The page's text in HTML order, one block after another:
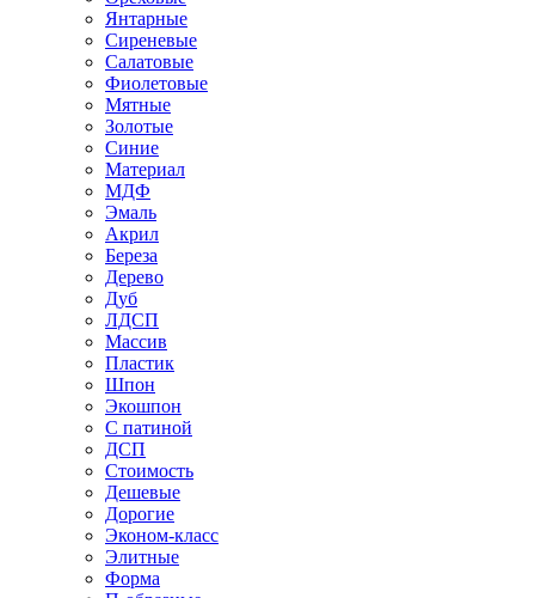
Янтарные
Сиреневые
Салатовые
Фиолетовые
Мятные
Золотые
Синие
Материал
МДФ
Эмаль
Акрил
Береза
Дерево
Дуб
ЛДСП
Массив
Пластик
Шпон
Экошпон
С патиной
ДСП
Стоимость
Дешевые
Дорогие
Эконом-класс
Элитные
Форма